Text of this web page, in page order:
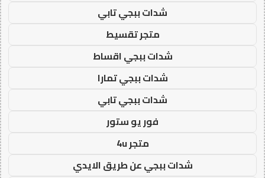
شدات ببجي تابي
متجر تقسيط
شدات ببجي اقساط
شدات ببجي تمارا
شدات ببجي تابي
فور يو ستور
متجر 4u
شدات ببجي عن طريق الايدي